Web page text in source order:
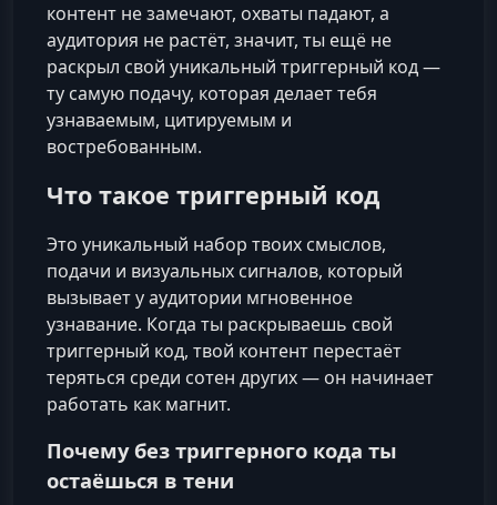
контент не замечают, охваты падают, а
аудитория не растёт, значит, ты ещё не
раскрыл свой уникальный триггерный код —
ту самую подачу, которая делает тебя
узнаваемым, цитируемым и
востребованным.
Что такое триггерный код
Это уникальный набор твоих смыслов,
подачи и визуальных сигналов, который
вызывает у аудитории мгновенное
узнавание. Когда ты раскрываешь свой
триггерный код, твой контент перестаёт
теряться среди сотен других — он начинает
работать как магнит.
Почему без триггерного кода ты
остаёшься в тени